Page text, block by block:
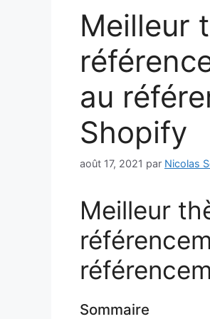
Meilleur
au
Shopify
août 17, 2021 par Nicolas
Meilleur
Sommaire